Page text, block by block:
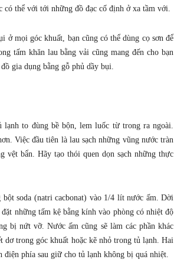
có thể với tới những đồ đạc cố định ở xa tầm với.
ở mọi góc khuất, bạn cũng có thể dùng cọ sơn để
tấm khăn lau bằng vải cũng mang đến cho bạn
gia dụng bằng gỗ phủ dầy bụi.
to đùng bề bộn, lem luốc từ trong ra ngoài.
Việc đầu tiên là lau sạch những vũng nước tràn
vệt bẩn. Hãy tạo thói quen dọn sạch những thực
soda (natri cacbonat) vào 1/4 lít nước ấm. Dời
những tấm kệ bằng kính vào phòng có nhiệt độ
bị nứt vỡ. Nước ấm cũng sẽ làm các phần khác
dơ trong góc khuất hoặc kẽ nhỏ trong tủ lạnh. Hai
phía sau giữ cho tủ lạnh không bị quá nhiệt.